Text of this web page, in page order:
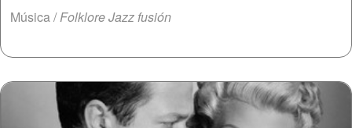
Música /Folklore Jazz fusión